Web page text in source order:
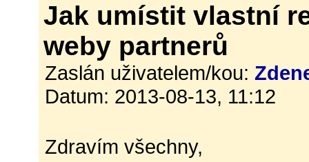
Jak umístit vlastní
weby partnerů
Zaslán uživatelem/kou:
Datum: 2013-08-13, 11:12
Zdravím všechny,